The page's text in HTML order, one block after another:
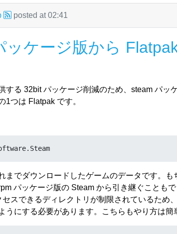
録し、カーネルをインストールします。
repositories/Kernel:/
kernel-default
の Kernel プロジェクトの鍵で署名されてい
を Machine Owner Key (MOK) として UEFI に
Kernel:stable:Backport/signing_keys
-outform der -out
posted at02:41
ッケージ版から
する 32bit パッケージ削減のため、steam パッ
1つは Flatpak です。
までダウンロードしたゲームのデータです。も
パッケージ版の Steam から引き継ぐこともで
スできるディレクトリが制限されているため
うにする必要があります。こちらもやり方は簡